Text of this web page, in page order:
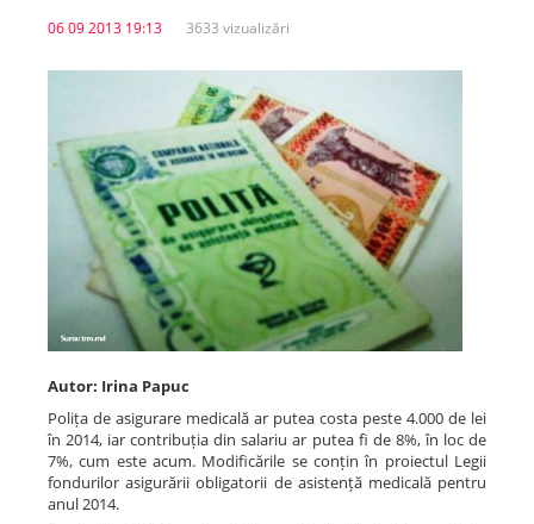
Centrul PAS
Școala E-Sănătate
SanoTeca
06 09 2013 19:13 3633 vizualizări
Autor: Irina Papuc
Polița de asigurare medicală ar putea costa peste 4.000 de lei
în 2014, iar contribuția din salariu ar putea fi de 8%, în loc de
7%, cum este acum. Modificările se conțin în proiectul Legii
fondurilor asigurării obligatorii de asistență medicală pentru
anul 2014.